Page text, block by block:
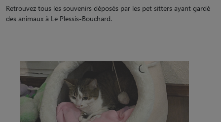
Retrouvez tous les souvenirs déposés par les pet sitters ayant gardé
des animaux à Le Plessis-Bouchard.